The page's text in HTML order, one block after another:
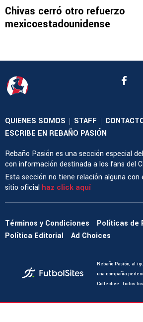
Chivas cerró otro refuerzo
mexicoestadounidense
QUIENES SOMOS | STAFF |
ESCRIBE EN REBAÑO PASIÓN
Rebaño Pasión es una sección especial
con información destinada a los fans del
Esta sección no tiene relación alguna con
sitio oficial haz click aquí
Términos y Condiciones
Políticas de
Política Editorial
Ad Choices
Rebaño Pasión, al
una compañía
Collective. Todos